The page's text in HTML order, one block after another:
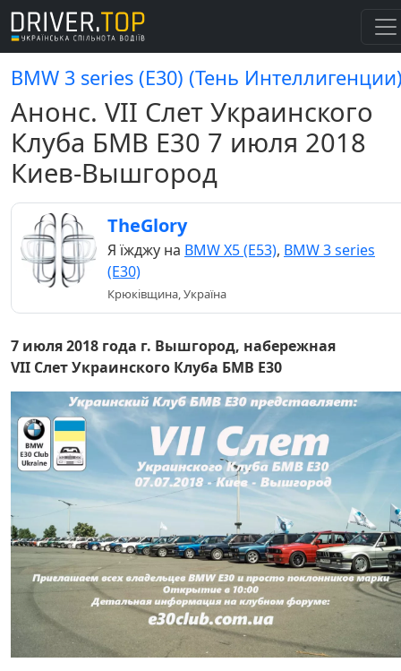
BMW 3 series (E30) (Тень
Анонс. VII Слет Украинского
Клуба БМВ Е30 7 июля 2018
Киев-Вышгород
TheGlory
Я їжджу на BMW X5 (E53), BMW 3 series
(E30)
Крюківщина, Україна
7 июля 2018 года г. Вышгород, набережная
VII Слет Украинского Клуба БМВ Е30